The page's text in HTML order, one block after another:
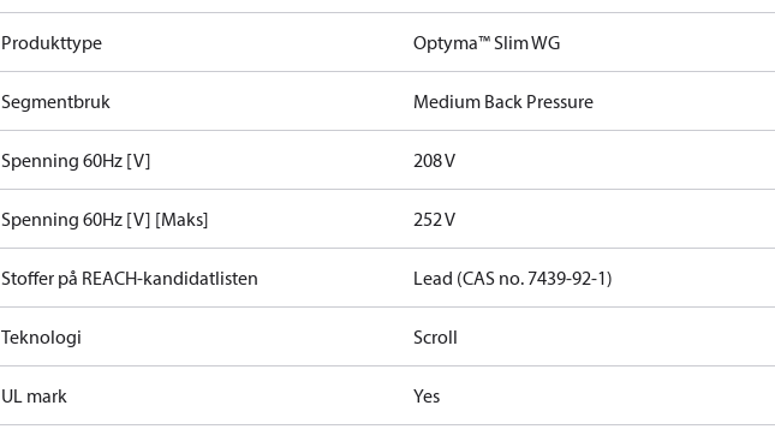
Produkttype Optyma™ Slim WG
Segmentbruk Medium Back Pressure
Spenning 60Hz [V] 208 V
Spenning 60Hz [V] [Maks] 252 V
Stoffer på REACH-kandidatlisten Lead (CAS no. 7439-92-1)
Teknologi Scroll
UL mark Yes